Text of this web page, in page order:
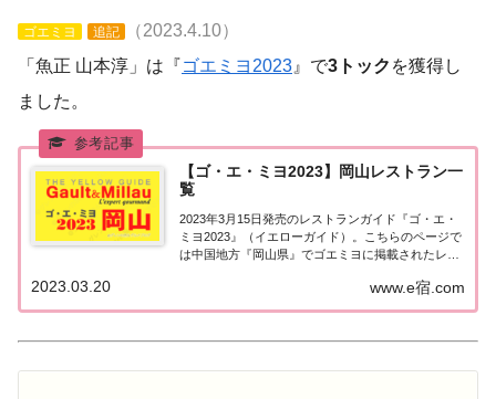
ゴエミヨ 追記
（2023.4.10）
「魚正 山本淳」は『ゴエミヨ2023 』で3トック を獲得し
ました。
【ゴ・エ・ミヨ2023】岡山レストラン一
覧
2023年3月15日発売のレストランガイド『ゴ・エ・
ミヨ2023』（イエローガイド）。こちらのページで
は中国地方『岡山県』でゴエミヨに掲載されたレス
2023『岡山県』中国地方「岡山エリア」で「ゴ・
エ・ミヨ2023」に掲載されたお店は8軒。...
www.e宿.com
2023.03.20